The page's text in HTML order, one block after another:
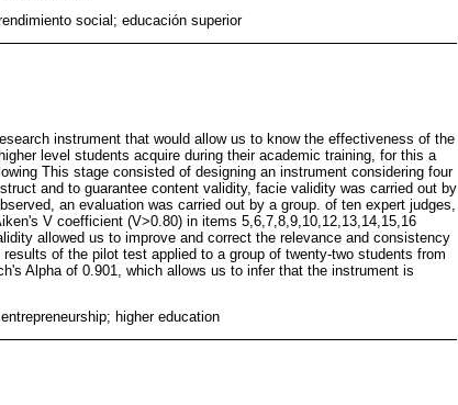
social; educación superior
instrument that would allow us to know the effectiveness of the
level students acquire during their academic training, for this a
This stage consisted of designing an instrument considering four
and to guarantee content validity, facie validity was carried out by
an evaluation was carried out by a group. of ten expert judges,
V coefficient (V>0.80) in items 5,6,7,8,9,10,12,13,14,15,16
allowed us to improve and correct the relevance and consistency
of the pilot test applied to a group of twenty-two students from
Alpha of 0.901, which allows us to infer that the instrument is
higher education